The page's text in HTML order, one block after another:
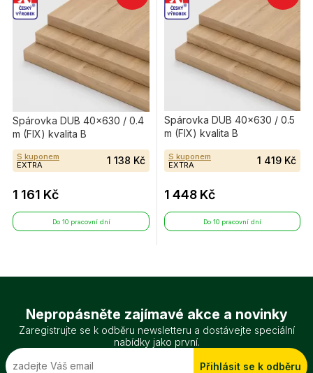
Spárovka DUB 40×630 / 0.4
m (FIX) kvalita B
S kuponem
EXTRA
1 138 Kč
1 161 Kč
Do 10 pracovní dní
Spárovka DUB 40×630 / 0.5
m (FIX) kvalita B
S kuponem
EXTRA
1 419 Kč
1 448 Kč
Do 10 pracovní dní
Nepropásněte zajímavé akce a novinky
Zaregistrujte se k odběru newsletteru a dostávejte speciální
nabídky jako první.
Přihlásit se k odběru